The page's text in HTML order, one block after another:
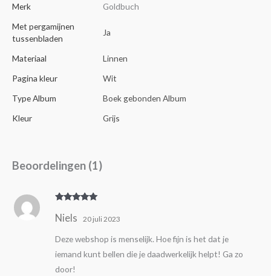
Merk
Goldbuch
Met pergamijnen
tussenbladen
Ja
Materiaal
Linnen
Pagina kleur
Wit
Type Album
Boek gebonden Album
Kleur
Grijs
Beoordelingen (1)
d5uit 5
Niels 20 juli 2023
Deze webshop is menselijk. Hoe fijn is het dat je
iemand kunt bellen die je daadwerkelijk helpt! Ga zo
door!